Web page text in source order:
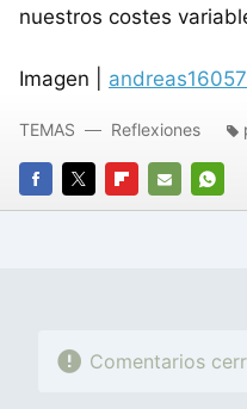
nuestros costes
Imagen |
FACEBOOK
TWITTERFLIPBOARD
E-
TEMAS Reflexiones
Comentarios